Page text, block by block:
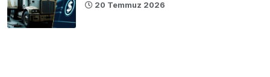
20 Temmuz 2026